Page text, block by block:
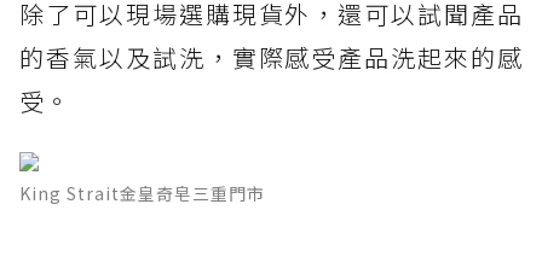
除了可以現場選購現貨外，還可以試聞產品
的香氣以及試洗，實際感受產品洗起來的感
受。
King Strait金皇奇皂三重門市